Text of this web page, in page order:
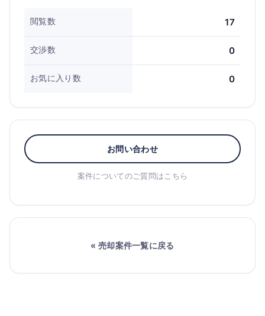
閲覧数 17
交渉数 0
お気に入り数 0
お問い合わせ
案件についてのご質問はこちら
« 売却案件一覧に戻る